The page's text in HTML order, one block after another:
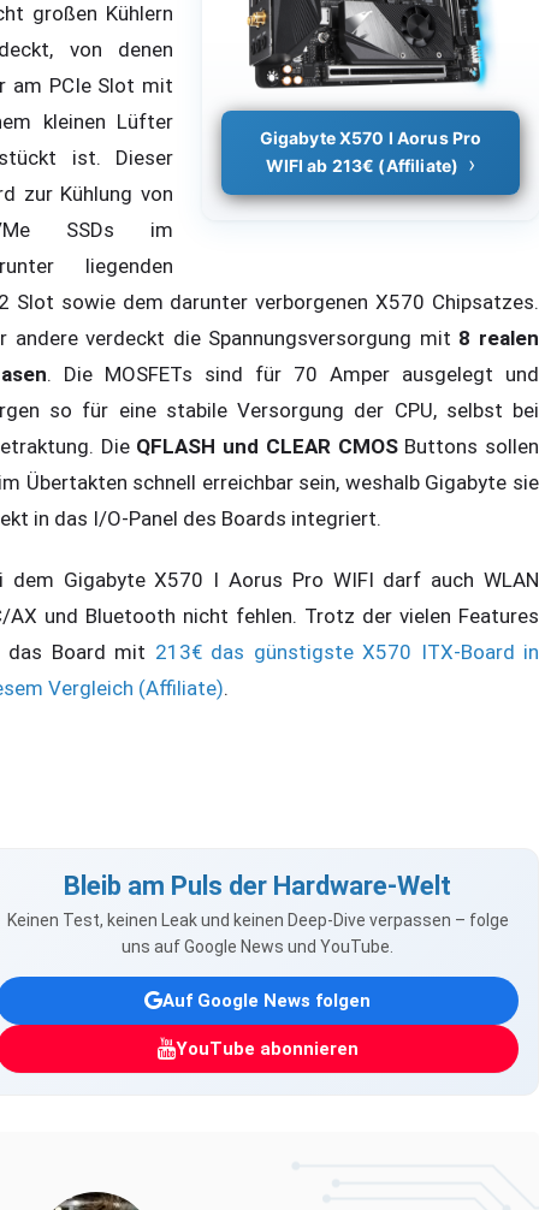
Gigabyte X570 I Aorus Pro
WIFI ab 213€ (Affiliate)
großen Kühlern
von denen
am PCIe Slot mit
kleinen Lüfter
ist. Dieser
zur Kühlung von
SSDs im
liegenden
Slot sowie dem darunter verborgenen X570 Chipsatzes.
andere verdeckt die Spannungsversorgung mit 8 realen
. Die MOSFETs sind für 70 Amper ausgelegt und
so für eine stabile Versorgung der CPU, selbst bei
Die QFLASH und CLEAR CMOSButtons sollen
Übertakten schnell erreichbar sein, weshalb Gigabyte sie
in das I/O-Panel des Boards integriert.
dem Gigabyte X570 I Aorus Pro WIFI darf auch WLAN
AX und Bluetooth nicht fehlen. Trotz der vielen Features
das Board mit 213€ das günstigste X570 ITX-Board in
Vergleich (Affiliate).
Bleib am Puls der Hardware-Welt
Keinen Test, keinen Leak und keinen Deep-Dive verpassen – folge
uns auf Google News und YouTube.
Auf Google News folgen
YouTube abonnieren